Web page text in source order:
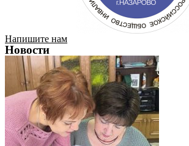
Напишите нам
Новости